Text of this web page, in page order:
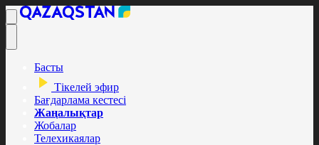
Басты
Тікелей эфир
Бағдарлама кестесі
Жаңалықтар
Жобалар
Телехикаялар